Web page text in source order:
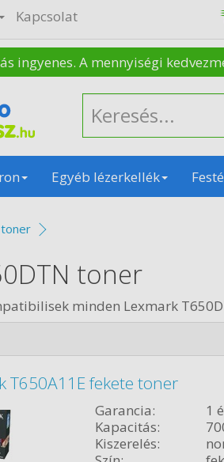
Kapcsolat
ingyenes. A mennyiségi
Egyéb lézerkellék
toner
minden Lexmark
T650A11E fekete toner
Garancia:
1
Kapacitás:
Kiszerelés: